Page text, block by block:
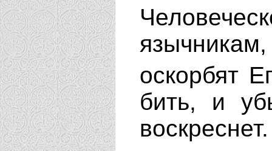
оскорбят
бить, и
воскреснет.